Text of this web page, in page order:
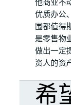
他商业不
优质办公
围都值得
是零售物
做出一定
资人的资
希